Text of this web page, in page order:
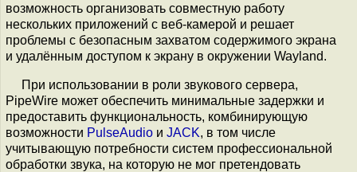
возможность организовать совместную работу
нескольких приложений с веб-камерой и решает
проблемы с безопасным захватом содержимого экрана
и удалённым доступом к экрану в окружении Wayland.
При использовании в роли звукового сервера,
PipeWire может обеспечить минимальные задержки и
предоставить функциональность, комбинирующую
возможности PulseAudio и JACK, в том числе
учитывающую потребности систем профессиональной
обработки звука, на которую не мог претендовать